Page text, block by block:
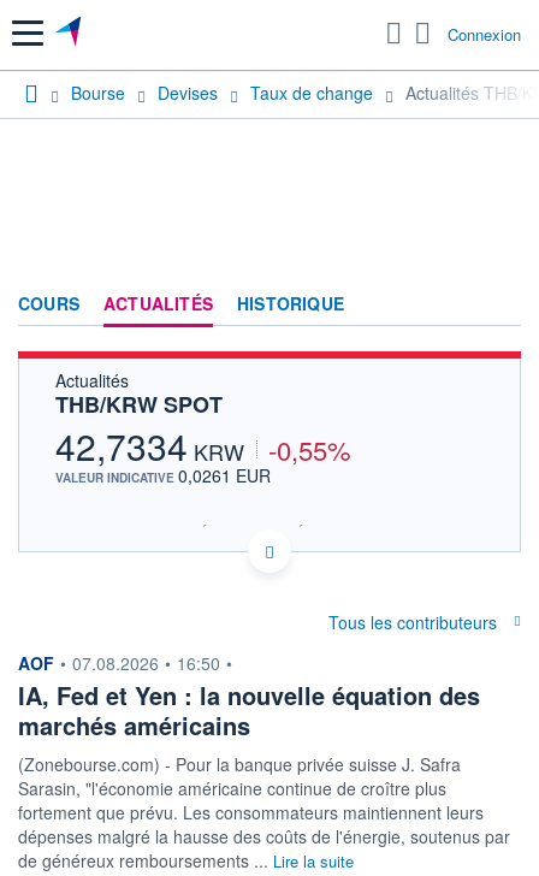
Menu Connexion
Bourse Devises Taux de change Actualités THB/
COURS ACTUALITÉS HISTORIQUE
Actualités
THB/KRW SPOT
42,7334 KRW -0,55%
VALEUR INDICATIVE 0,0261 EUR
SIX - FOREX 2 DONNÉES TEMPS RÉEL
Politique d'exécution
OUVERTURE
42,9707
CLÔTURE VEILLE
42,9689
+ HAUT
43,0048
+ BAS
42,6885
Tous les contributeurs
information fournie par
AOF • 07.08.2026 • 16:50 •
IA, Fed et Yen : la nouvelle équation des
marchés américains
(Zonebourse.com) - Pour la banque privée suisse J. Safra
Sarasin, "l'économie américaine continue de croître plus
fortement que prévu. Les consommateurs maintiennent leurs
dépenses malgré la hausse des coûts de l'énergie, soutenus par
de généreux remboursements ... Lire la suite